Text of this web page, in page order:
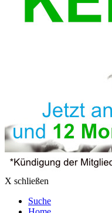
X schließen
Suche